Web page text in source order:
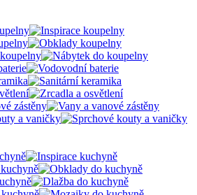
zástěny
a vaničky